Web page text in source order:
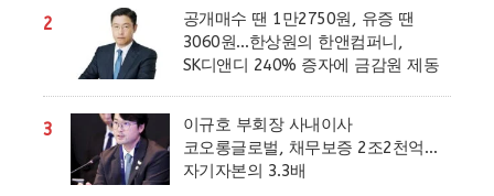
2
공개매수 땐 1만2750원, 유증 땐
3060원…한상원의 한앤컴퍼니,
SK디앤디 240% 증자에 금감원 제동
3
이규호 부회장 사내이사
코오롱글로벌, 채무보증 2조2천억…
자기자본의 3.3배